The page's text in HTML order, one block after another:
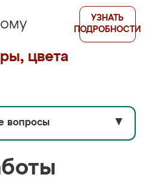
цвета
УЗНАТЬ
ПОДРОБНОСТИ
вопросы ▼